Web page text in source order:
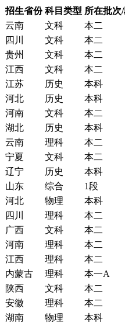
招生省份 科目类型 所在批次
云南 文科
本二
四川 文科
本二
贵州 文科
本二
江西 文科
本二
江苏 历史
本科
河北 历史
本科
河南 文科
本二
湖北 历史
本科
云南 理科
本二
宁夏 文科
本二
辽宁 历史
本科
山东 综合
1段
河北 物理
本科
四川 理科
本二
广西 文科
本二
河南 理科
本二
江西 理科
本二
内蒙古 理科
本一A
陕西 文科
本二
安徽 理科
本二
湖南 物理
本科